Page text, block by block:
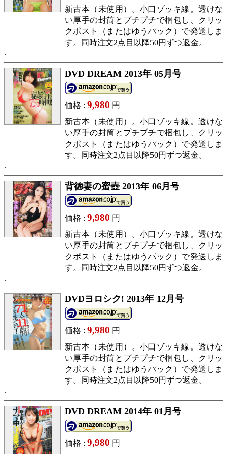
新古本（未使用）。小口ゾッキ線。透けな
い厚手の封筒とプチプチで梱包し、クリッ
クポスト（またはゆうパック）で発送しま
す。同時注文2点目以降50円ずつ返金。
DVD DREAM 2013年 05月号
価格 : 9,980 円
新古本（未使用）。小口ゾッキ線。透けな
い厚手の封筒とプチプチで梱包し、クリッ
クポスト（またはゆうパック）で発送しま
す。同時注文2点目以降50円ずつ返金。
背徳妻の蜜壺 2013年 06月号
価格 : 9,980 円
新古本（未使用）。小口ゾッキ線。透けな
い厚手の封筒とプチプチで梱包し、クリッ
クポスト（またはゆうパック）で発送しま
す。同時注文2点目以降50円ずつ返金。
DVDヨロシク! 2013年 12月号
価格 : 9,980 円
新古本（未使用）。小口ゾッキ線。透けな
い厚手の封筒とプチプチで梱包し、クリッ
クポスト（またはゆうパック）で発送しま
す。同時注文2点目以降50円ずつ返金。
DVD DREAM 2014年 01月号
価格 : 9,980 円